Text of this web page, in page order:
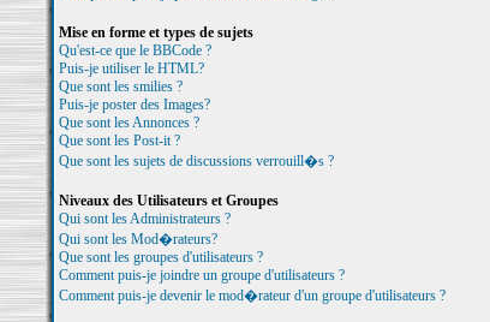
Mise en forme et types de sujets
Qu'est-ce que le BBCode ?
Puis-je utiliser le HTML?
Que sont les smilies ?
Puis-je poster des Images?
Que sont les Annonces ?
Que sont les Post-it ?
Que sont les sujets de discussions verrouill�s ?
Niveaux des Utilisateurs et Groupes
Qui sont les Administrateurs ?
Qui sont les Mod�rateurs?
Que sont les groupes d'utilisateurs ?
Comment puis-je joindre un groupe d'utilisateurs ?
Comment puis-je devenir le mod�rateur d'un groupe d'utilisateurs ?